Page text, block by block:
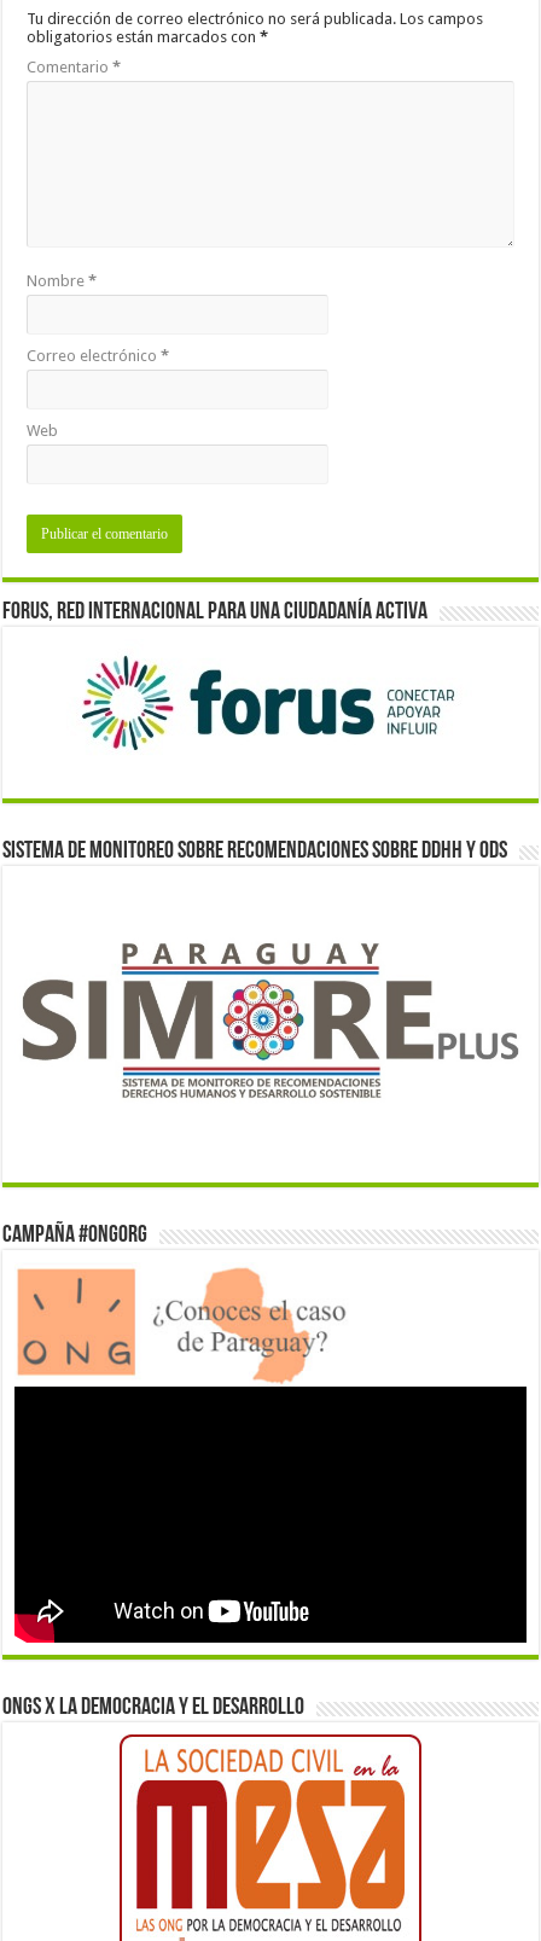
Tu dirección de correo electrónico no será publicada. Los campos
obligatorios están marcados con*
Comentario*
Nombre*
Correo electrónico*
Web
Forus, red internacional para una ciudadanía activa
Sistema de monitoreo sobre recomendaciones sobre DDHH y ODS
Campaña #ONGorg
ONGs x la democracia y el desarrollo